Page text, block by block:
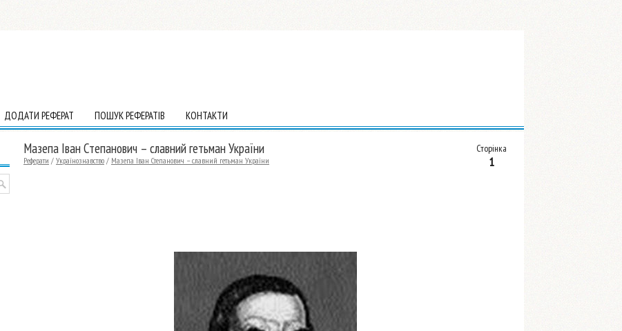
ДОДАТИ РЕФЕРАТ ПОШУК РЕФЕРАТІВ КОНТАКТИ
Сторінка
1
Мазепа Іван Степанович – славний гетьман України
Реферати / Українознавство / Мазепа Іван Степанович – славний гетьман України